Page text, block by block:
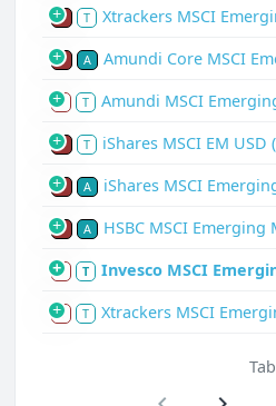
P T Xtrackers MSCI
P A Amundi Core MSCI
S T Amundi MSCI
P T iShares MSCI EM USD
P A iShares MSCI
P A HSBC MSCI Emerging
S T Invesco MSCI
S T Xtrackers MSCI